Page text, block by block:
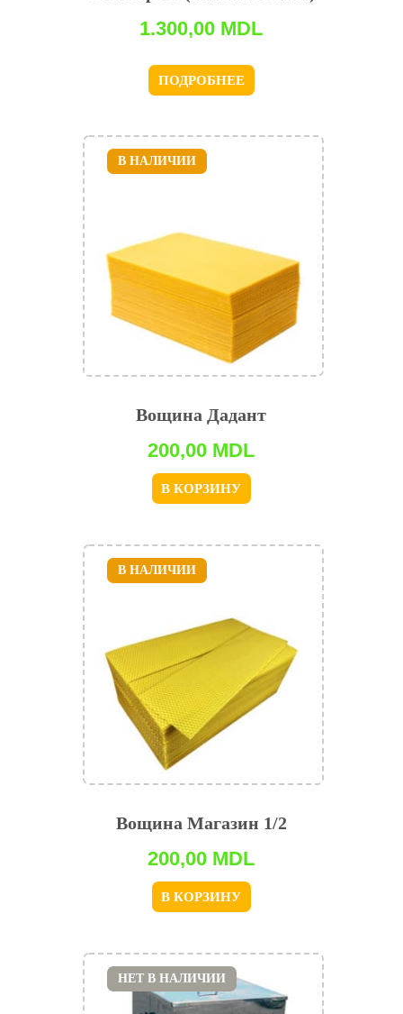
1.300,00 MDL
ПОДРОБНЕЕ
Вощина Дадант
200,00 MDL
В КОРЗИНУ
В НАЛИЧИИ
Вощина Магазин 1/2
200,00 MDL
В КОРЗИНУ
В НАЛИЧИИ
НЕТ В НАЛИЧИИ